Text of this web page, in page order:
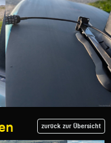
zurück zur Übersicht